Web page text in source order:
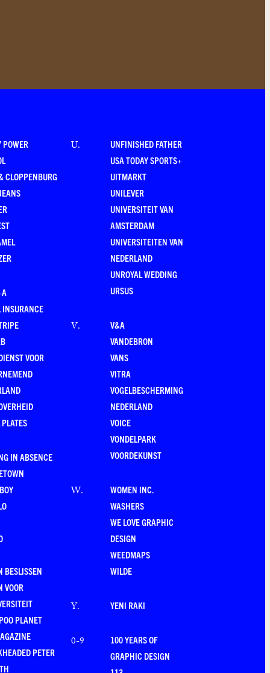
POWER
CLOPPENBURG
INSURANCE
VOOR
IN ABSENCE
BESLISSEN
VOOR
PLANET
PETER
U.
UNFINISHED FATHER
USA TODAY SPORTS+
UITMARKT
UNILEVER
UNIVERSITEIT VAN
AMSTERDAM
UNIVERSITEITEN VAN
NEDERLAND
UNROYAL WEDDING
URSUS
V.
V&A
VANDEBRON
VANS
VITRA
VOGELBESCHERMING
NEDERLAND
VOICE
VONDELPARK
VOORDEKUNST
W.
WOMEN INC.
WASHERS
WE LOVE GRAPHIC
DESIGN
WEEDMAPS
WILDE
Y. YENI RAKI
0-9
100 YEARS OF
GRAPHIC DESIGN